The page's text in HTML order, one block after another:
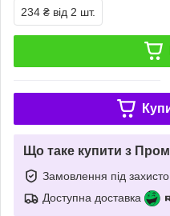
234 ₴ від 2 шт.
Що таке купити з
Замовлення під
Доступна доставка